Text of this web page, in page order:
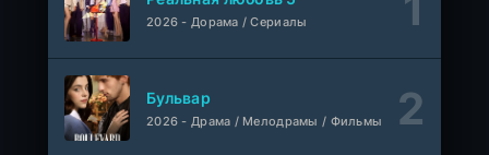
Сердцебиение драм-хорс
WEB-Rip
2026 - Дорама / Сериалы
Бульвар
2026 - Драма / Мелодрамы / Фильмы